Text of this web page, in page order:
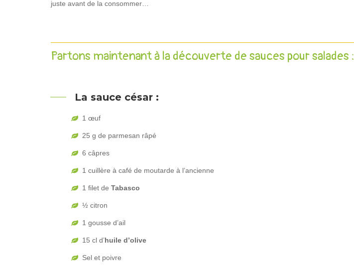
juste avant de la consommer…
Partons maintenant à la découverte de sauces pour salades :
La sauce césar :
1 œuf
25 g de parmesan râpé
6 câpres
1 cuillère à café de moutarde à l’ancienne
1 filet de Tabasco
½ citron
1 gousse d’ail
15 cl d’huile d’olive
Sel et poivre